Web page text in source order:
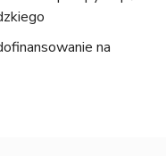
na